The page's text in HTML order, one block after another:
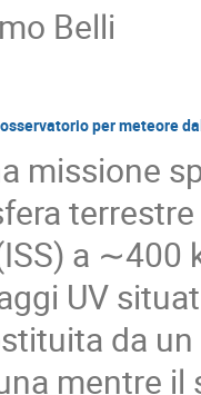
Belli
per meteore
missione
a ∼400
UV
da
mentre il